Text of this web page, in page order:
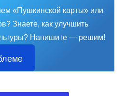
«Пушкинской карты» или
Знаете, как улучшить
Напишите — решим!